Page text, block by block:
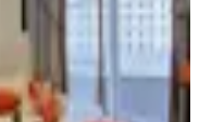
Durmuş Yaşar